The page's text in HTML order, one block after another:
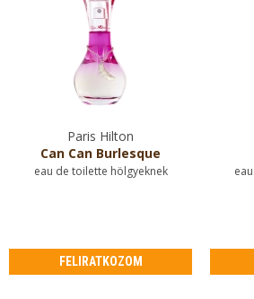
Paris Hilton
Can Can Burlesque
eau de toilette hölgyeknek
FELIRATKOZOM